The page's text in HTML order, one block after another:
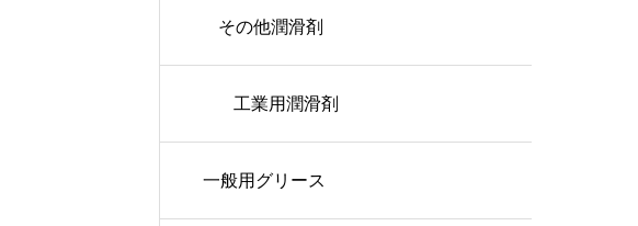
その他潤滑剤
工業用潤滑剤
一般用グリース